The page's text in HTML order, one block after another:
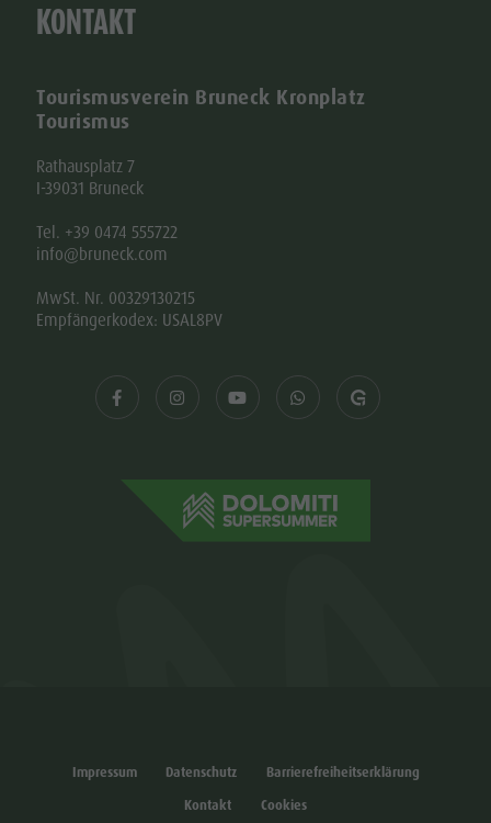
KONTAKT
Tourismusverein Bruneck Kronplatz
Tourismus
Rathausplatz 7
I-39031 Bruneck
Tel. +39 0474 555722
info@bruneck.com
MwSt. Nr. 00329130215
Empfängerkodex: USAL8PV
Impressum Datenschutz
Barrierefreiheitserklärung
Kontakt
Cookies